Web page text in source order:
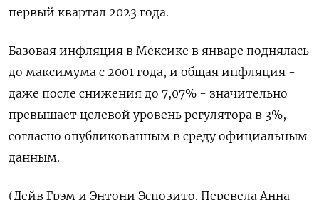
первый квартал 2023 года.
Базовая инфляция в Мексике в январе поднялась
до максимума с 2001 года, и общая инфляция -
даже после снижения до 7,07% - значительно
превышает целевой уровень регулятора в 3%,
согласно опубликованным в среду официальным
данным.
(Дейв Грэм и Энтони Эспозито. Перевела Анна